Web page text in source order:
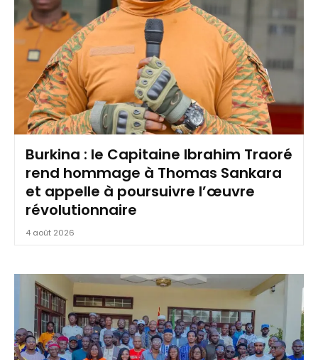
Burkina : le Capitaine Ibrahim Traoré
rend hommage à Thomas Sankara
et appelle à poursuivre l’œuvre
révolutionnaire
4 août 2026